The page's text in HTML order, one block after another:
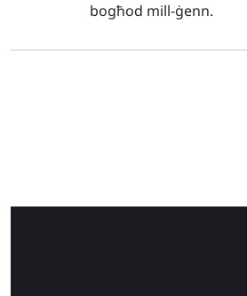
bogħod mill-ġenn.